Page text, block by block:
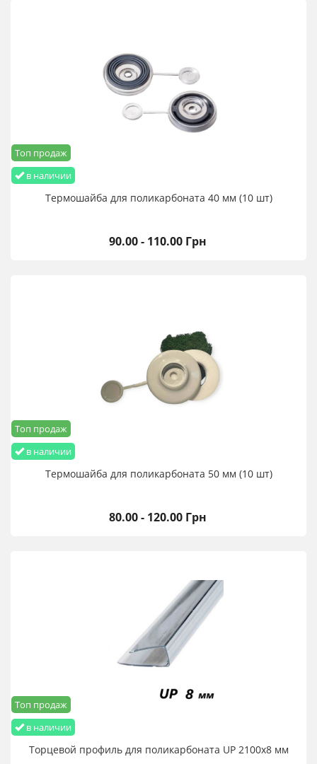
в наличии
Топ продаж
Термошайба для поликарбоната 40 мм (10 шт)
90.00 - 110.00 Грн
в наличии
Топ продаж
Термошайба для поликарбоната 50 мм (10 шт)
80.00 - 120.00 Грн
в наличии
Топ продаж
Торцевой профиль для поликарбоната UP 2100х8 мм